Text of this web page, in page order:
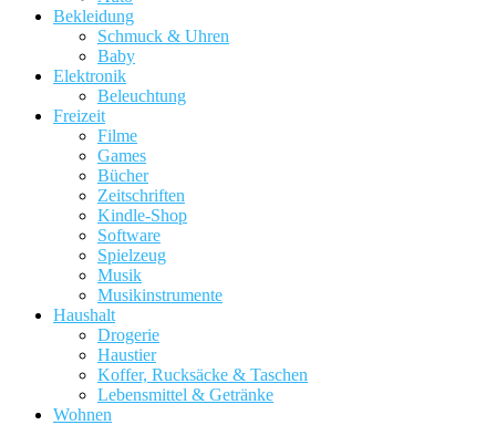
Bekleidung
Schmuck & Uhren
Baby
Elektronik
Beleuchtung
Freizeit
Filme
Games
Bücher
Zeitschriften
Kindle-Shop
Software
Spielzeug
Musik
Musikinstrumente
Haushalt
Drogerie
Haustier
Koffer, Rucksäcke & Taschen
Lebensmittel & Getränke
Wohnen